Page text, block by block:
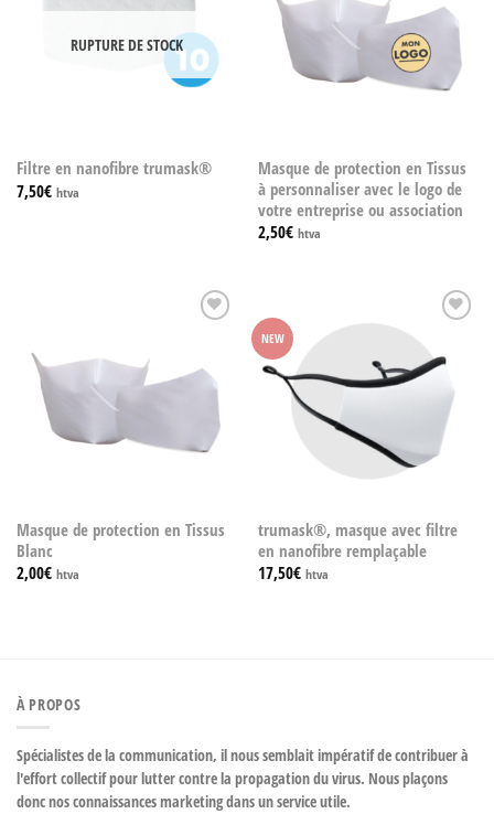
RUPTURE DE STOCK
Filtre en nanofibre trumask®
7,50€ htva
Masque de protection en Tissus
à personnaliser avec le logo de
votre entreprise ou association
2,50€ htva
Masque de protection en Tissus
Blanc
2,00€ htva
NEW
trumask®, masque avec filtre
en nanofibre remplaçable
17,50€ htva
À PROPOS
Spécialistes de la communication, il nous semblait impératif de contribuer à
l'effort collectif pour lutter contre la propagation du virus. Nous plaçons
donc nos connaissances marketing dans un service utile.